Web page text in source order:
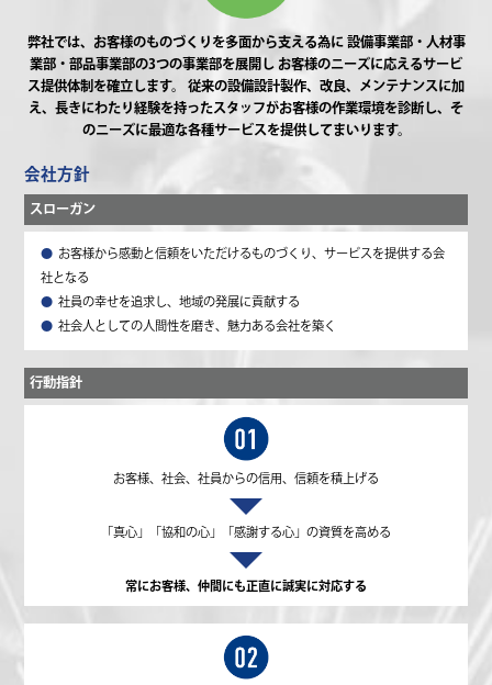
弊社では、お客様のものづくりを多面から支える為に設備事業部・人材事
業部・部品事業部の3つの事業部を展開しお客様のニーズに応えるサービ
ス提供体制を確立します。
従来の設備設計製作、改良、メンテナンスに加
え、長きにわたり経験を持ったスタッフがお客様の作業環境を診断し、そ
のニーズに最適な各種サービスを提供してまいります。
会社方針
スローガン
● お客様から感動と信頼をいただけるものづくり、サービスを提供する会
社となる
● 社員の幸せを追求し、地域の発展に貢献する
● 社会人としての人間性を磨き、魅力ある会社を築く
行動指針
お客様、社会、社員からの信用、信頼を積上げる
「真心」「協和の心」「感謝する心」の資質を高める
常にお客様、仲間にも正直に誠実に対応する